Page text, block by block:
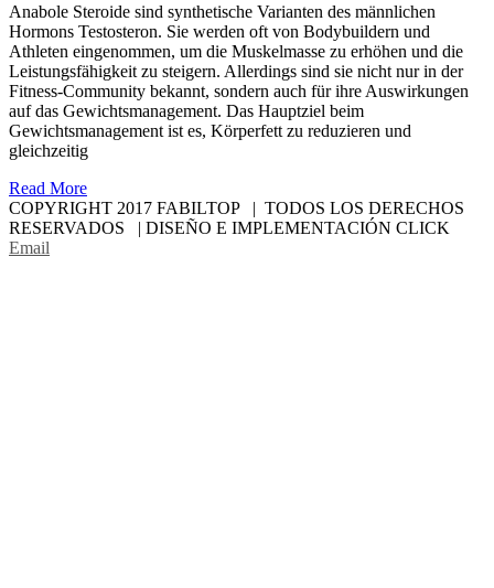
Anabole Steroide sind synthetische Varianten des männlichen
Hormons Testosteron. Sie werden oft von Bodybuildern und
Athleten eingenommen, um die Muskelmasse zu erhöhen und die
Leistungsfähigkeit zu steigern. Allerdings sind sie nicht nur in der
Fitness-Community bekannt, sondern auch für ihre Auswirkungen
auf das Gewichtsmanagement. Das Hauptziel beim
Gewichtsmanagement ist es, Körperfett zu reduzieren und
gleichzeitig
Read More
COPYRIGHT 2017 FABILTOP | TODOS LOS DERECHOS
RESERVADOS | DISEÑO E IMPLEMENTACIÓN CLICK
Email